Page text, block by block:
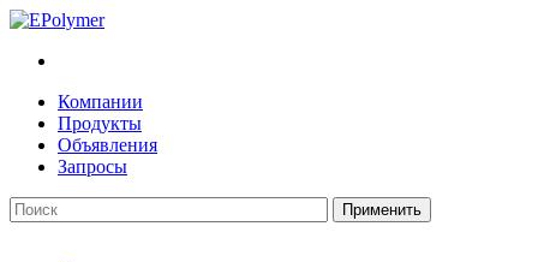
Компании
Продукты
Объявления
Запросы